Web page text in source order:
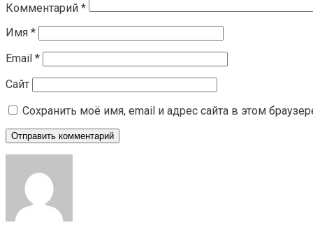
Комментарий *
Имя *
Email *
Сайт
Сохранить моё имя, email и адрес сайта в этом